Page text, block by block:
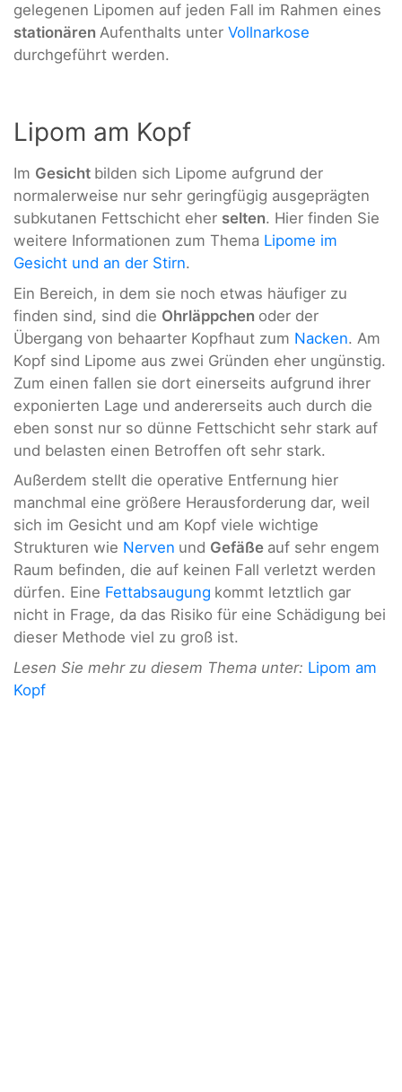
gelegenen Lipomen auf jeden Fall im Rahmen eines
stationären Aufenthalts unter Vollnarkose
durchgeführt werden.
Lipom am Kopf
Im Gesicht bilden sich Lipome aufgrund der
normalerweise nur sehr geringfügig ausgeprägten
subkutanen Fettschicht eher selten. Hier finden Sie
weitere Informationen zum Thema Lipome im
Gesicht und an der Stirn.
Ein Bereich, in dem sie noch etwas häufiger zu
finden sind, sind die Ohrläppchen oder der
Übergang von behaarter Kopfhaut zum Nacken. Am
Kopf sind Lipome aus zwei Gründen eher ungünstig.
Zum einen fallen sie dort einerseits aufgrund ihrer
exponierten Lage und andererseits auch durch die
eben sonst nur so dünne Fettschicht sehr stark auf
und belasten einen Betroffen oft sehr stark.
Außerdem stellt die operative Entfernung hier
manchmal eine größere Herausforderung dar, weil
sich im Gesicht und am Kopf viele wichtige
Strukturen wie Nerven und Gefäße auf sehr engem
Raum befinden, die auf keinen Fall verletzt werden
dürfen. Eine Fettabsaugung kommt letztlich gar
nicht in Frage, da das Risiko für eine Schädigung bei
dieser Methode viel zu groß ist.
Lesen Sie mehr zu diesem Thema unter: Lipom am
Kopf